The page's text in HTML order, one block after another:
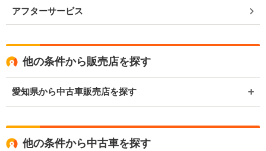
アフターサービス
他の条件から販売店を探す
愛知県から中古車販売店を探す
他の条件から中古車を探す